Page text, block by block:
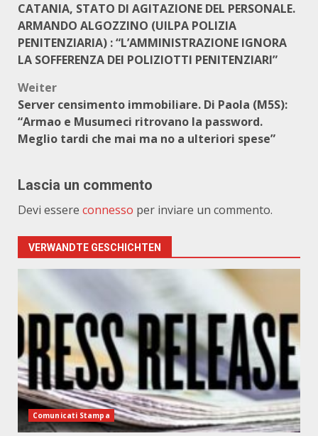
CATANIA, STATO DI AGITAZIONE DEL PERSONALE.
ARMANDO ALGOZZINO (UILPA POLIZIA
PENITENZIARIA) : “L’AMMINISTRAZIONE IGNORA
LA SOFFERENZA DEI POLIZIOTTI PENITENZIARI”
Weiter
Server censimento immobiliare. Di Paola (M5S):
“Armao e Musumeci ritrovano la password.
Meglio tardi che mai ma no a ulteriori spese”
Lascia un commento
Devi essere connesso per inviare un commento.
VERWANDTE GESCHICHTEN
Comunicati Stampa